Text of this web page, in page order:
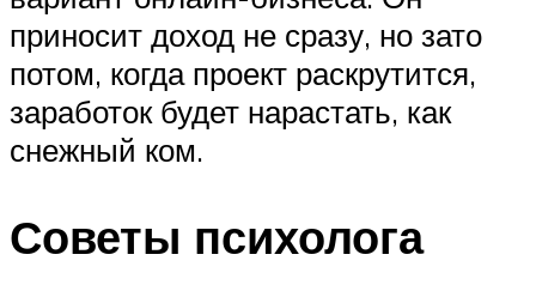
приносит доход не сразу, но зато
потом, когда проект раскрутится,
заработок будет нарастать, как
снежный ком.
Советы психолога